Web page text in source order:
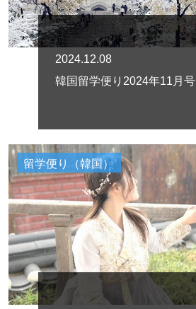
2024.12.08
韓国留学便り2024年11月号
留学便り（韓国）